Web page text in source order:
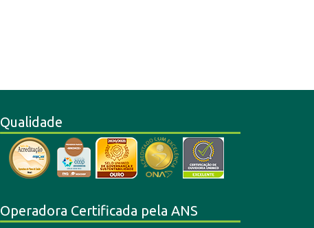
Qualidade
Operadora Certificada pela ANS